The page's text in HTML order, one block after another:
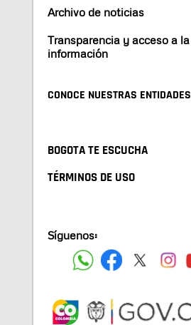
Archivo de noticias
Transparencia y acceso a la
información
CONOCE NUESTRAS ENTIDADES
BOGOTA TE ESCUCHA
TÉRMINOS DE USO
Síguenos: